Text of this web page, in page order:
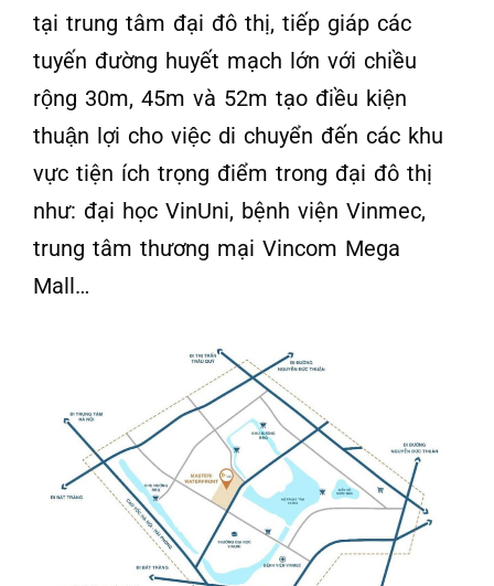
tại trung tâm đại đô thị, tiếp giáp các
tuyến đường huyết mạch lớn với chiều
rộng 30m, 45m và 52m tạo điều kiện
thuận lợi cho việc di chuyển đến các khu
vực tiện ích trọng điểm trong đại đô thị
như: đại học VinUni, bệnh viện Vinmec,
trung tâm thương mại Vincom Mega
Mall…